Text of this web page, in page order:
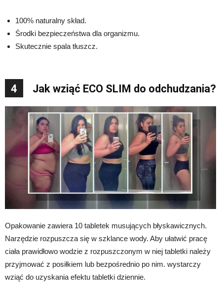
100% naturalny skład.
Środki bezpieczeństwa dla organizmu.
Skutecznie spala tłuszcz.
4 Jak wziąć ECO SLIM do odchudzania?
Opakowanie zawiera 10 tabletek musujących błyskawicznych.
Narzędzie rozpuszcza się w szklance wody. Aby ułatwić pracę
ciała prawidłowo wodzie z rozpuszczonym w niej tabletki należy
przyjmować z posiłkiem lub bezpośrednio po nim. wystarczy
wziąć do uzyskania efektu tabletki dziennie.